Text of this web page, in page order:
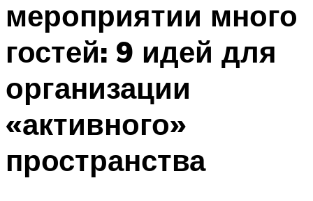
мероприятии много
гостей: 9 идей для
организации
«активного»
пространства